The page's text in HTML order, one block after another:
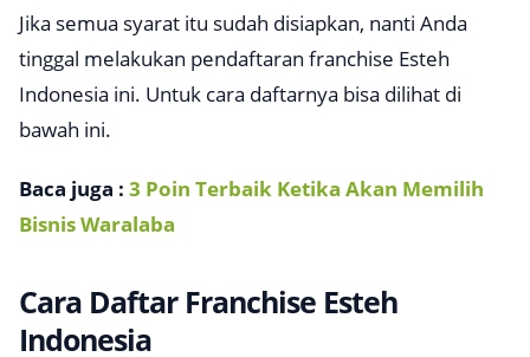
Jika semua syarat itu sudah disiapkan, nanti Anda
tinggal melakukan pendaftaran franchise Esteh
Indonesia ini. Untuk cara daftarnya bisa dilihat di
bawah ini.
Baca juga : 3 Poin Terbaik Ketika Akan Memilih
Bisnis Waralaba
Cara Daftar Franchise Esteh
Indonesia